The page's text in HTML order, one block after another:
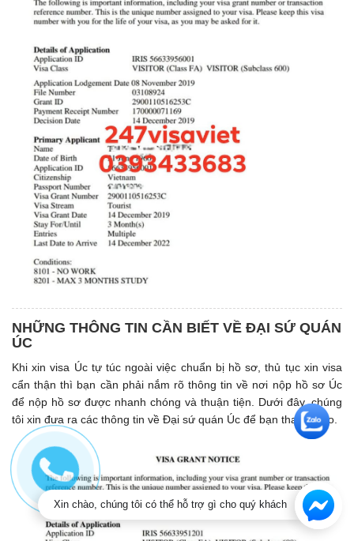
NHỮNG THÔNG TIN CẦN BIẾT VỀ ĐẠI SỨ QUÁN
ÚC
Khi xin visa Úc tự túc ngoài việc chuẩn bị hồ sơ, thủ tục xin visa
cẩn thận thì bạn cần phải nắm rõ thông tin về nơi nộp hồ sơ Úc
để nộp hồ sơ được nhanh chóng và thuận tiện. Dưới đây, chúng
tôi xin đưa ra các thông tin về Đại sứ quán Úc để bạn tham khảo.
Xin chào, chúng tôi có thể hỗ trợ gì cho quý khách